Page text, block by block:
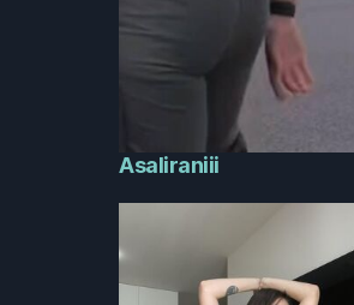
Asaliraniii